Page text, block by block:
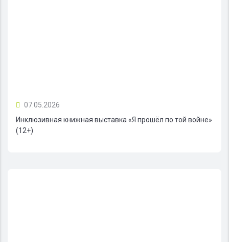
07.05.2026
Инклюзивная книжная выставка «Я прошёл по той войне»
(12+)